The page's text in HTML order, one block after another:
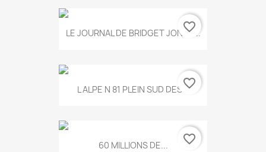
LE JOURNAL DE BRIDGET JONES...
favorite_border
L ALPE N 81 PLEIN SUD DES...favorite_border
60 MILLIONS DE... favorite_border